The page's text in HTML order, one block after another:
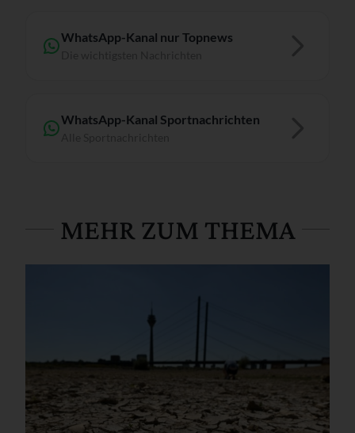
WhatsApp-Kanal nur Topnews
WhatsApp-Kanal Sportnachrichten
MEHR ZUM THEMA